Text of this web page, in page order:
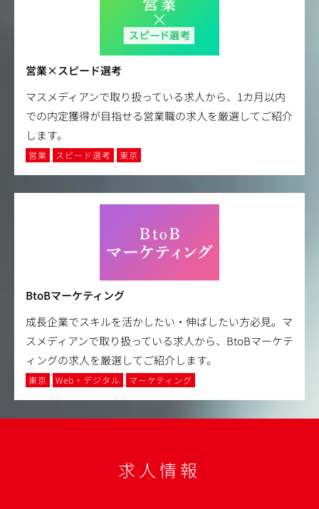
営業×スピード選考
マスメディアンで取り扱っている求人から、1カ月以内
での内定獲得が目指せる営業職の求人を厳選してご紹介
します。
営業 スピード選考 東京
BtoBマーケティング
成長企業でスキルを活かしたい・伸ばしたい方必見。マ
スメディアンで取り扱っている求人から、BtoBマーケテ
ィングの求人を厳選してご紹介します。
東京 Web・デジタル マーケティング
求人情報